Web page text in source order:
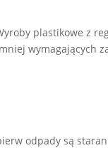
plastikowe z
wymagających
odpady są